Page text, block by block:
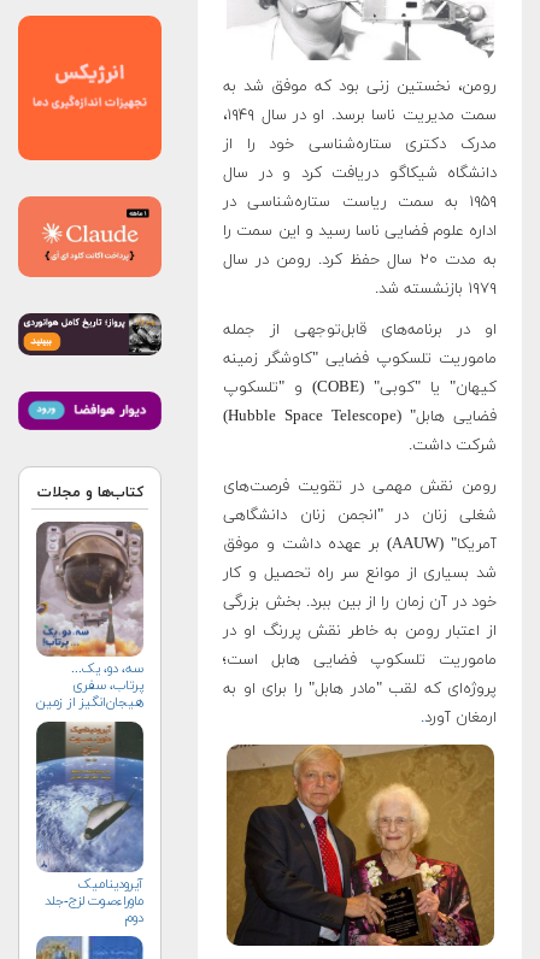
رومن، نخستین زنی بود که موفق شد به
سمت مدیریت ناسا برسد. او در سال ۱۹۴۹،
مدرک دکتری ستاره‌شناسی خود را از
دانشگاه شیکاگو دریافت کرد و در سال
۱۹۵۹ به سمت ریاست ستاره‌شناسی در
اداره علوم فضایی ناسا رسید و این سمت را
به مدت ۲۰ سال حفظ کرد. رومن در سال
۱۹۷۹ بازنشسته شد.
او در برنامه‌های قابل‌توجهی از جمله
ماموریت تلسکوپ فضایی "کاوشگر زمینه
کیهان" یا "کوبی" (COBE) و "تلسکوپ
فضایی هابل" (Hubble Space Telescope)
شرکت داشت.
رومن نقش مهمی در تقویت فرصت‌های
شغلی زنان در "انجمن زنان دانشگاهی
آمریکا" (AAUW) بر عهده داشت و موفق
شد بسیاری از موانع سر راه تحصیل و کار
خود در آن زمان را از بین ببرد. بخش بزرگی
از اعتبار رومن به خاطر نقش پررنگ او در
ماموریت تلسکوپ فضایی هابل است؛
پروژه‌ای که لقب "مادر هابل" را برای او به
ارمغان آورد.
کتاب‌ها و مجلات
سه، دو، یک...
پرتاب، سفری
هیجان‌انگیز از زمین
به فضا (+خرید)
آیرودینامیک
ماوراءصوت لزج-جلد
دوم